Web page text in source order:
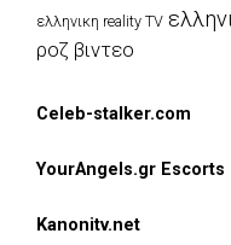
ελληνικη reality TV
ροζ βιντεο
Celeb-stalker.com
YourAngels.gr Escorts
Kanonitv.net